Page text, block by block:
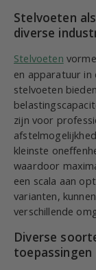
Stelvoeten
diverse
Stelvoeten
en apparatuur in
stelvoeten
zijn voor
kleinste
waardoor
een scala aan
varianten,
verschillende
Diverse
toepassingen